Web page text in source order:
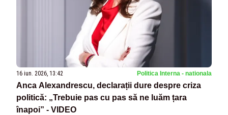
16 iun. 2026, 13:42 Politica Interna - nationala
Anca Alexandrescu, declarații dure despre criza
politică: „Trebuie pas cu pas să ne luăm țara
înapoi” - VIDEO